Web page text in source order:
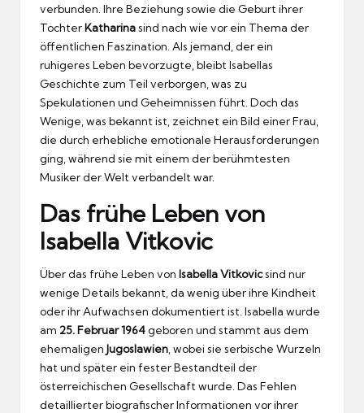
verbunden. Ihre Beziehung sowie die Geburt ihrer
TochterKatharinasind nach wie vor ein Thema der
öffentlichen Faszination. Als jemand, der ein
ruhigeres Leben bevorzugte, bleibt Isabellas
Geschichte zum Teil verborgen, was zu
Spekulationen und Geheimnissen führt. Doch das
Wenige, was bekannt ist, zeichnet ein Bild einer Frau,
die durch erhebliche emotionale Herausforderungen
ging, während sie mit einem der berühmtesten
Musiker der Welt verbandelt war.
Das frühe Leben von
Isabella Vitkovic
Über das frühe Leben von Isabella Vitkovicsind nur
wenige Details bekannt, da wenig über ihre Kindheit
oder ihr Aufwachsen dokumentiert ist. Isabella wurde
am 25. Februar 1964geboren und stammt aus dem
ehemaligen Jugoslawien , wobei sie serbische Wurzeln
hat und später ein fester Bestandteil der
österreichischen Gesellschaft wurde. Das Fehlen
detaillierter biografischer Informationen vor ihrer